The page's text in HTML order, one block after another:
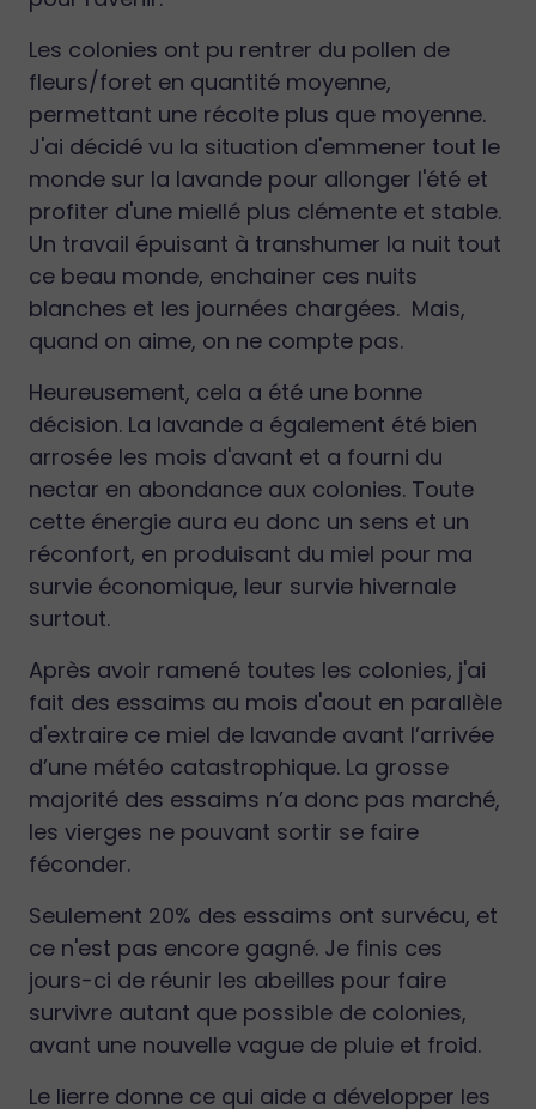
Les colonies ont pu rentrer du pollen de
fleurs/foret en quantité moyenne,
permettant une récolte plus que moyenne.
J'ai décidé vu la situation d'emmener tout le
monde sur la lavande pour allonger l'été et
profiter d'une miellé plus clémente et stable.
Un travail épuisant à transhumer la nuit tout
ce beau monde, enchainer ces nuits
blanches et les journées chargées. Mais,
quand on aime, on ne compte pas.
Heureusement, cela a été une bonne
décision. La lavande a également été bien
arrosée les mois d'avant et a fourni du
nectar en abondance aux colonies. Toute
cette énergie aura eu donc un sens et un
réconfort, en produisant du miel pour ma
survie économique, leur survie hivernale
surtout.
Après avoir ramené toutes les colonies, j'ai
fait des essaims au mois d'aout en parallèle
d'extraire ce miel de lavande avant l’arrivée
d’une météo catastrophique. La grosse
majorité des essaims n’a donc pas marché,
les vierges ne pouvant sortir se faire
féconder.
Seulement 20% des essaims ont survécu, et
ce n'est pas encore gagné. Je finis ces
jours-ci de réunir les abeilles pour faire
survivre autant que possible de colonies,
avant une nouvelle vague de pluie et froid.
Le lierre donne ce qui aide a développer les